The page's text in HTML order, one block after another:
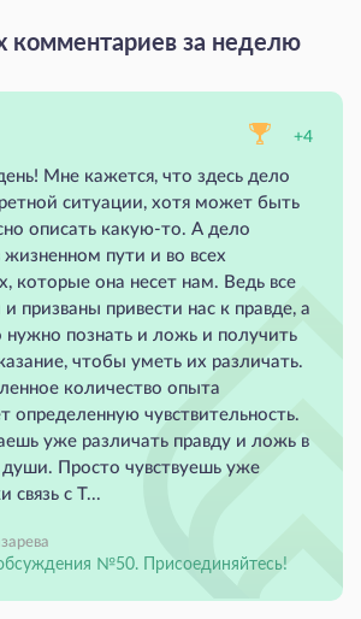
комментариев за неделю
+4
Мне кажется, что здесь дело
ситуации, хотя может быть
описать какую-то. А дело
пути и во всех
которые она несет нам. Ведь все
призваны привести нас к правде, а
нужно познать и ложь и получить
чтобы уметь их различать.
количество опыта
определенную чувствительность.
уже различать правду и ложь в
души. Просто чувствуешь уже
связь с Т...
№50. Присоединяйтесь!